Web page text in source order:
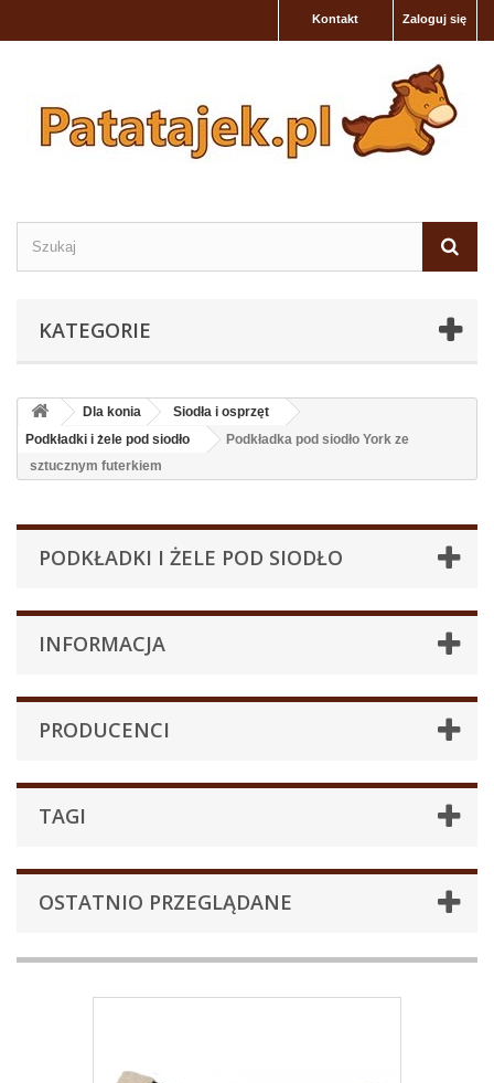
Zaloguj się
Kontakt
KATEGORIE
Dla konia
Siodła i osprzęt
Podkładki i żele pod siodło
Podkładka pod siodło York ze
sztucznym futerkiem
PODKŁADKI I ŻELE POD SIODŁO
INFORMACJA
PRODUCENCI
TAGI
OSTATNIO PRZEGLĄDANE